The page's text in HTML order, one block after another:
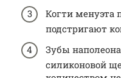
Когти менуэта
подстригают
Зубы
силиконовой